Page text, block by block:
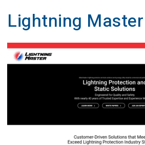
Lightning Master